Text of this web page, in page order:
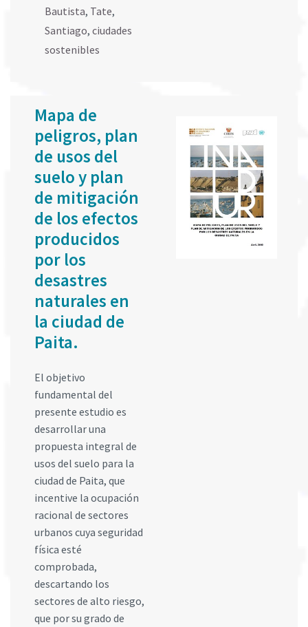
Bautista, Tate,
Santiago, ciudades
sostenibles
Mapa de
peligros, plan
de usos del
suelo y plan
de mitigación
de los efectos
producidos
por los
desastres
naturales en
la ciudad de
Paita.
El objetivo
fundamental del
presente estudio es
desarrollar una
propuesta integral de
usos del suelo para la
ciudad de Paita, que
incentive la ocupación
racional de sectores
urbanos cuya seguridad
física esté
comprobada,
descartando los
sectores de alto riesgo,
que por su grado de